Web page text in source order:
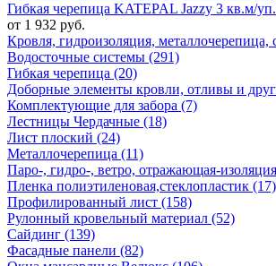
Гибкая черепица KATEPAL Jazzy 3 кв.м/уп.
от 1 932 руб.
Кровля, гидроизоляция, металлочерепица,
Водосточные системы (291)
Гибкая черепица (20)
Доборные элементы кровли, отливы и
Комплектующие для забора (7)
Лестницы Чердачные (18)
Лист плоский (24)
Металлочерепица (11)
Паро-, гидро-, ветро, отражающая-
Пленка полиэтиленовая,стеклопластик (17)
Профилированный лист (158)
Рулонный кровельный материал (52)
Сайдинг (139)
Фасадные панели (82)